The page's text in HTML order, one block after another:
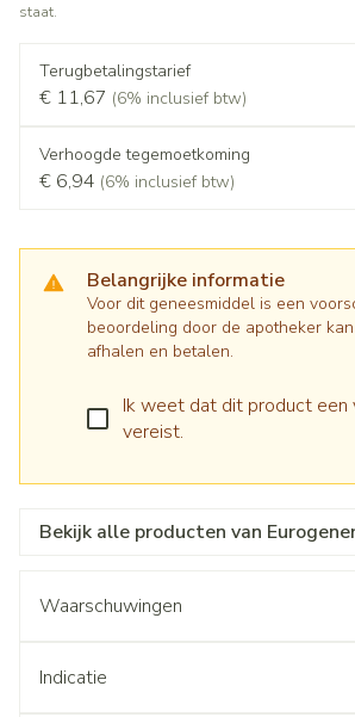
staat.
Terugbetalingstarief
€ 11,67 (6% inclusief btw)
Verhoogde tegemoetkoming
€ 6,94 (6% inclusief btw)
Belangrijke informatie
Voor dit geneesmiddel is een
beoordeling door de apotheker
afhalen en betalen.
Ik weet dat dit product een
vereist.
Bekijk alle producten van
Waarschuwingen
Indicatie